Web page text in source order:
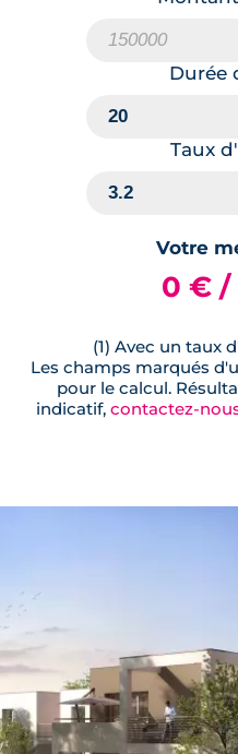
Durée
Taux
Votre
0 € /
(1) Avec un taux
Les champs marqués
pour le calcul.
indicatif, contactez-